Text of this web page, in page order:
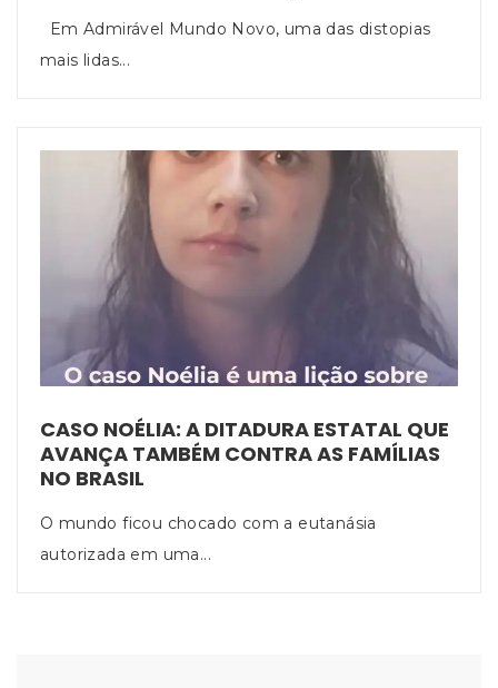
Em Admirável Mundo Novo, uma das distopias
mais lidas...
CASO NOÉLIA: A DITADURA ESTATAL QUE
AVANÇA TAMBÉM CONTRA AS FAMÍLIAS
NO BRASIL
O mundo ficou chocado com a eutanásia
autorizada em uma...